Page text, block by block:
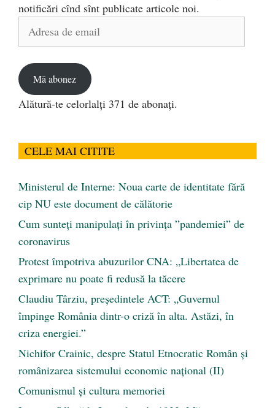
notificări cînd sînt publicate articole noi.
Adresa
Mă abonez
Alătură-te celorlalți 371 de abonați.
CELE MAI CITITE
Ministerul de Interne: Noua carte de identitate fără
cip NU este document de călătorie
Cum sunteți manipulați în privința ”pandemiei” de
coronavirus
Protest împotriva abuzurilor CNA: „Libertatea de
exprimare nu poate fi redusă la tăcere
Claudiu Târziu, președintele ACT: „Guvernul
împinge România dintr-o criză în alta. Astăzi, în
criza energiei.”
Nichifor Crainic, despre Statul Etnocratic Român şi
românizarea sistemului economic naţional (II)
Comunismul şi cultura memoriei